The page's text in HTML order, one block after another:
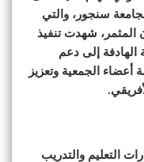
سنجور، والتي
شهدت تنفيذ
الهادفة إلى دعم
أعضاء الجمعية وتعزيز
التعليم والتدريب